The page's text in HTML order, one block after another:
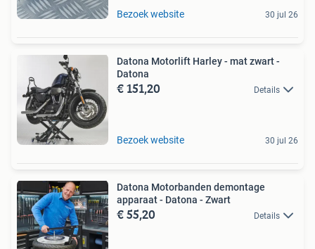
Bezoek website 30 jul 26
Datona Motorlift Harley - mat zwart -
Datona
€ 151,20 Details
Bezoek website 30 jul 26
Datona Motorbanden demontage
apparaat - Datona - Zwart
€ 55,20 Details